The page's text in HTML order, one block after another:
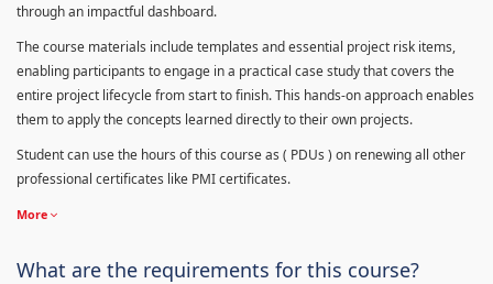
through an impactful dashboard.
The course materials include templates and essential project risk items,
enabling participants to engage in a practical case study that covers the
entire project lifecycle from start to finish. This hands-on approach enables
them to apply the concepts learned directly to their own projects.
Student can use the hours of this course as ( PDUs ) on renewing all other
professional certificates like PMI certificates.
More
What are the requirements for this course?